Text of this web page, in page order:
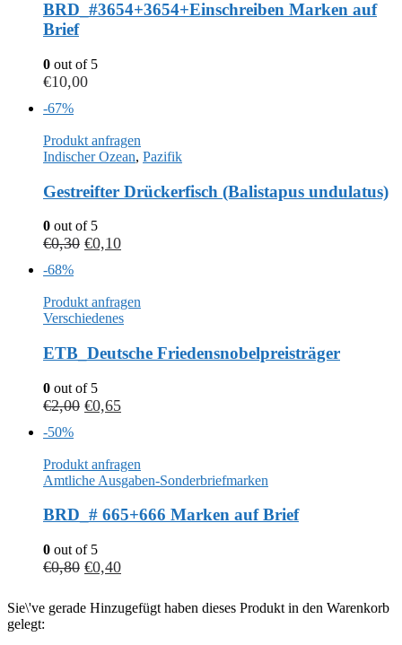
BRD_#3654+3654+Einschreiben Marken auf
Brief
0 out of 5
€10,00
-67%
Produkt anfragen
Indischer Ozean, Pazifik
Gestreifter Drückerfisch (Balistapus undulatus)
0 out of 5
€0,30 €0,10
-68%
Produkt anfragen
Verschiedenes
ETB_Deutsche Friedensnobelpreisträger
0 out of 5
€2,00 €0,65
-50%
Produkt anfragen
Amtliche Ausgaben-Sonderbriefmarken
BRD_# 665+666 Marken auf Brief
0 out of 5
€0,80 €0,40
Sie\'ve gerade Hinzugefügt haben dieses Produkt in den Warenkorb
gelegt: